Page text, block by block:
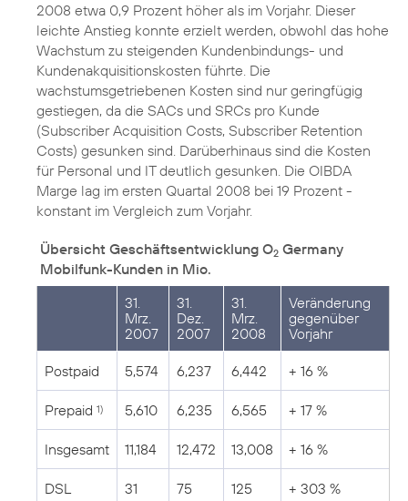
2008 etwa 0,9 Prozent höher als im Vorjahr. Dieser
leichte Anstieg konnte erzielt werden, obwohl das hohe
Wachstum zu steigenden Kundenbindungs- und
Kundenakquisitionskosten führte. Die
wachstumsgetriebenen Kosten sind nur geringfügig
gestiegen, da die SACs und SRCs pro Kunde
(Subscriber Acquisition Costs, Subscriber Retention
Costs) gesunken sind. Darüberhinaus sind die Kosten
für Personal und IT deutlich gesunken. Die OIBDA
Marge lag im ersten Quartal 2008 bei 19 Prozent -
konstant im Vergleich zum Vorjahr.
Übersicht Geschäftsentwicklung O2 Germany
Mobilfunk-Kunden in Mio.
31.
Mrz.
2007
31.
Dez.
2007
31.
Mrz.
2008
Veränderung
gegenüber
Vorjahr
Postpaid 5,574 6,237 6,442 + 16 %
Prepaid 1) 5,610 6,235 6,565 + 17 %
Insgesamt 11,184 12,472 13,008 + 16 %
DSL
31
75
125
+ 303 %